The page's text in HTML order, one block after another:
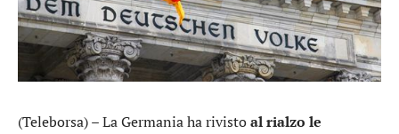
(Teleborsa) – La Germania ha rivistoal rialzo le